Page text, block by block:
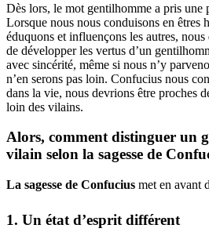
Dès lors, le mot gentilhomme a pris une
Lorsque nous nous conduisons en êtres
éduquons et influençons les autres,
de développer les vertus d’un
avec sincérité, même si nous n’y
n’en serons pas loin. Confucius nous
dans la vie, nous devrions être proches
loin des vilains.
Alors, comment distinguer un
vilain selon la sagesse de
La sagesse de Confucius met en avant
1. Un état d’esprit différent